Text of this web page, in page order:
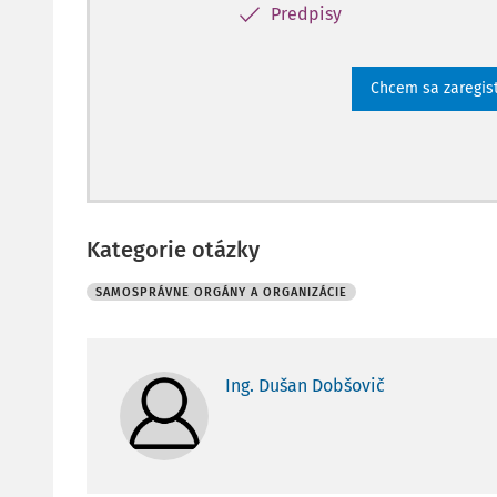
Predpisy
Chcem sa
Kategorie otázky
SAMOSPRÁVNE ORGÁNY A ORGANIZÁCIE
Ing. Dušan Dobšovič